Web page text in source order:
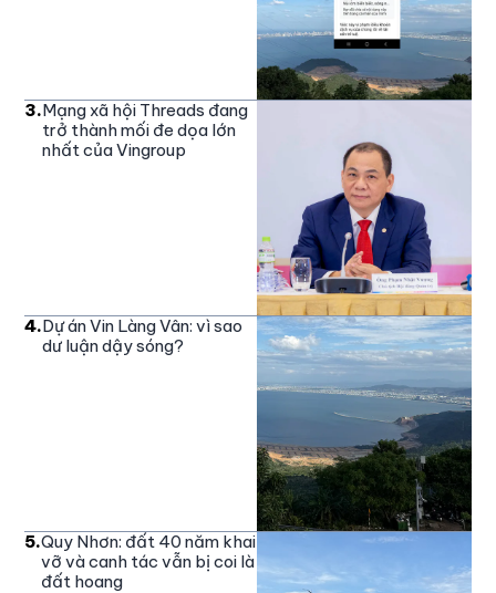
3.Mạng xã hội Threads đang
trở thành mối đe dọa lớn
nhất của Vingroup
4.Dự án Vin Làng Vân: vì sao
dư luận dậy sóng?
5.Quy Nhơn: đất 40 năm khai
vỡ và canh tác vẫn bị coi là
đất hoang